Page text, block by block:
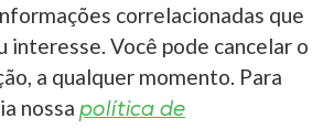
correlacionadas que
interesse. Você pode cancelar o
a qualquer momento. Para
nossa política de